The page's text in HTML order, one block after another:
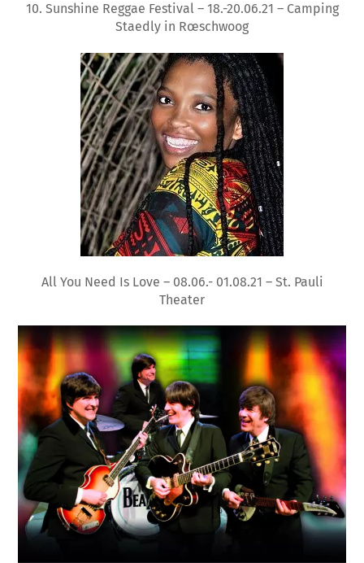
10. Sunshine Reggae Festival – 18.-20.06.21 – Camping
Staedly in Rœschwoog
All You Need Is Love – 08.06.- 01.08.21 – St. Pauli
Theater